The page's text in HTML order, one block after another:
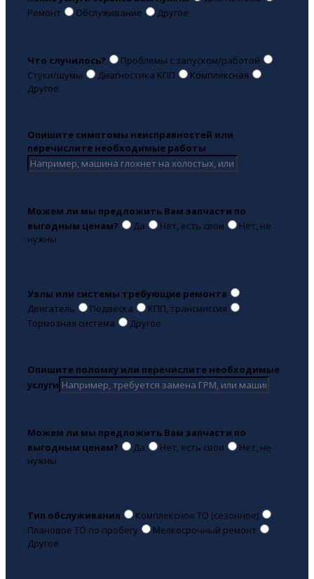
Ремонт
Обслуживание Другое
Что случилось?
Проблемы с запуском/работой
Стуки/шумы
Диагностика КПП
Комплексная
Другое
Опишите симптомы неисправностей или
перечислите необходимые работы
Можем ли мы предложить Вам запчасти по
выгодным ценам?
Да Нет, есть свои
Нет, не
нужны
Узлы или системы требующие ремонта
Двигатель
Подвеска
КПП, трансмиссия
Тормозная система
Другое
Опишите поломку или перечислите необходимые
услуги
Можем ли мы предложить Вам запчасти по
выгодным ценам?
Да Нет, есть свои
Нет, не
нужны
Тип обслуживания
Комплексное ТО (сезонное)
Плановое ТО по пробегу
Мелкосрочный ремонт
Другое